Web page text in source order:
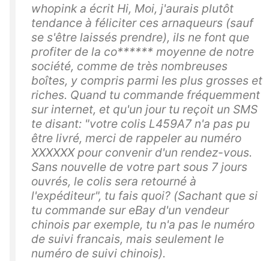
whopink a écrit Hi, Moi, j'aurais plutôt
tendance à féliciter ces arnaqueurs (sauf
se s'être laissés prendre), ils ne font que
profiter de la co****** moyenne de notre
société, comme de très nombreuses
boîtes, y compris parmi les plus grosses et
riches. Quand tu commande fréquemment
sur internet, et qu'un jour tu reçoit un SMS
te disant: "votre colis L459A7 n'a pas pu
être livré, merci de rappeler au numéro
XXXXXX pour convenir d'un rendez-vous.
Sans nouvelle de votre part sous 7 jours
ouvrés, le colis sera retourné à
l'expéditeur", tu fais quoi? (Sachant que si
tu commande sur eBay d'un vendeur
chinois par exemple, tu n'a pas le numéro
de suivi francais, mais seulement le
numéro de suivi chinois).